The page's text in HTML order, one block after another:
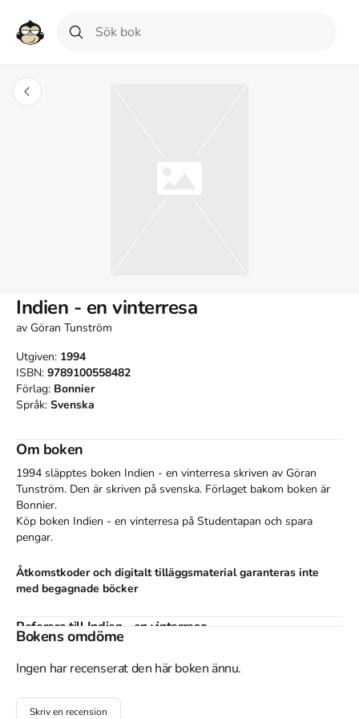
Indien - en vinterresa
av Göran Tunström
Utgiven: 1994
ISBN: 9789100558482
Förlag: Bonnier
Språk: Svenska
Om boken
1994 släpptes boken Indien - en vinterresa skriven av Göran
Tunström. Den är skriven på svenska. Förlaget bakom boken är
Bonnier.
Köp boken Indien - en vinterresa på Studentapan och spara
pengar.
Åtkomstkoder och digitalt tilläggsmaterial garanteras inte
med begagnade böcker
Referera till Indien - en vinterresa
Harvard
Tunström, G. (1994).
Oxford
Tunström, Göran,Indien - en vinterresa
Bokens omdöme
Ingen har recenserat den här boken ännu.
Skriv en recension